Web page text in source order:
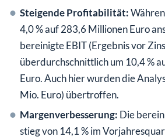
Steigende Profitabilität:
4,0 % auf 283,6 Millionen Euro
bereinigte EBIT (Ergebnis vor
überdurchschnittlich um 10,4 %
Euro. Auch hier wurden die
Mio. Euro) übertroffen.
Margenverbesserung: Die
stieg von 14,1 % im